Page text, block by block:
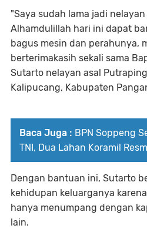
"Saya sudah lama jadi
Alhamdulillah hari ini dapat
bagus mesin dan perahunya,
berterimakasih sekali sama
Sutarto nelayan asal
Kalipucang, Kabupaten
Baca Juga : BPN Soppeng
TNI, Dua Lahan Koramil
Dengan bantuan ini, Sutarto
kehidupan keluarganya
hanya menumpang dengan
lain.